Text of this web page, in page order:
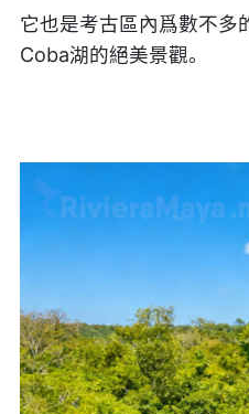
它也是考古區內爲數不多
Coba湖的絕美景觀。